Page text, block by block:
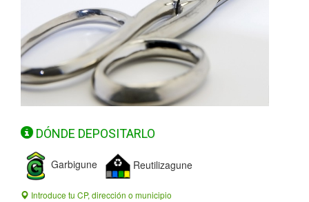
DÓNDE DEPOSITARLO
Garbigune Reutilizagune
Introduce tu CP, dirección o municipio